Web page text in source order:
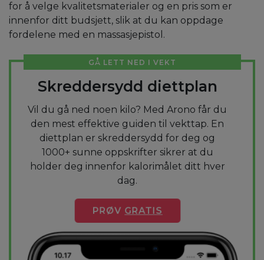
for å velge kvalitetsmaterialer og en pris som er
innenfor ditt budsjett, slik at du kan oppdage
fordelene med en massasjepistol.
GÅ LETT NED I VEKT
Skreddersydd diettplan
Vil du gå ned noen kilo? Med Arono får du
den mest effektive guiden til vekttap. En
diettplan er skreddersydd for deg og
1000+ sunne oppskrifter sikrer at du
holder deg innenfor kalorimålet ditt hver
dag.
PRØV GRATIS